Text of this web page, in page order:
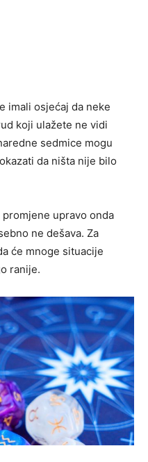
imali osjećaj da neke
koji ulažete ne vidi
sedmice mogu
da ništa nije bilo
upravo onda
ne dešava. Za
će mnoge situacije
ranije.